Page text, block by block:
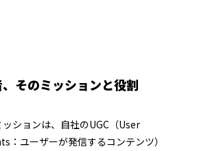
そのミッションと役割
ションは、自社のUGC（User
ユーザーが発信するコンテンツ）